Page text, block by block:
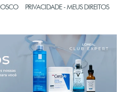
PRIVACIDADE - MEUS DIREITOS